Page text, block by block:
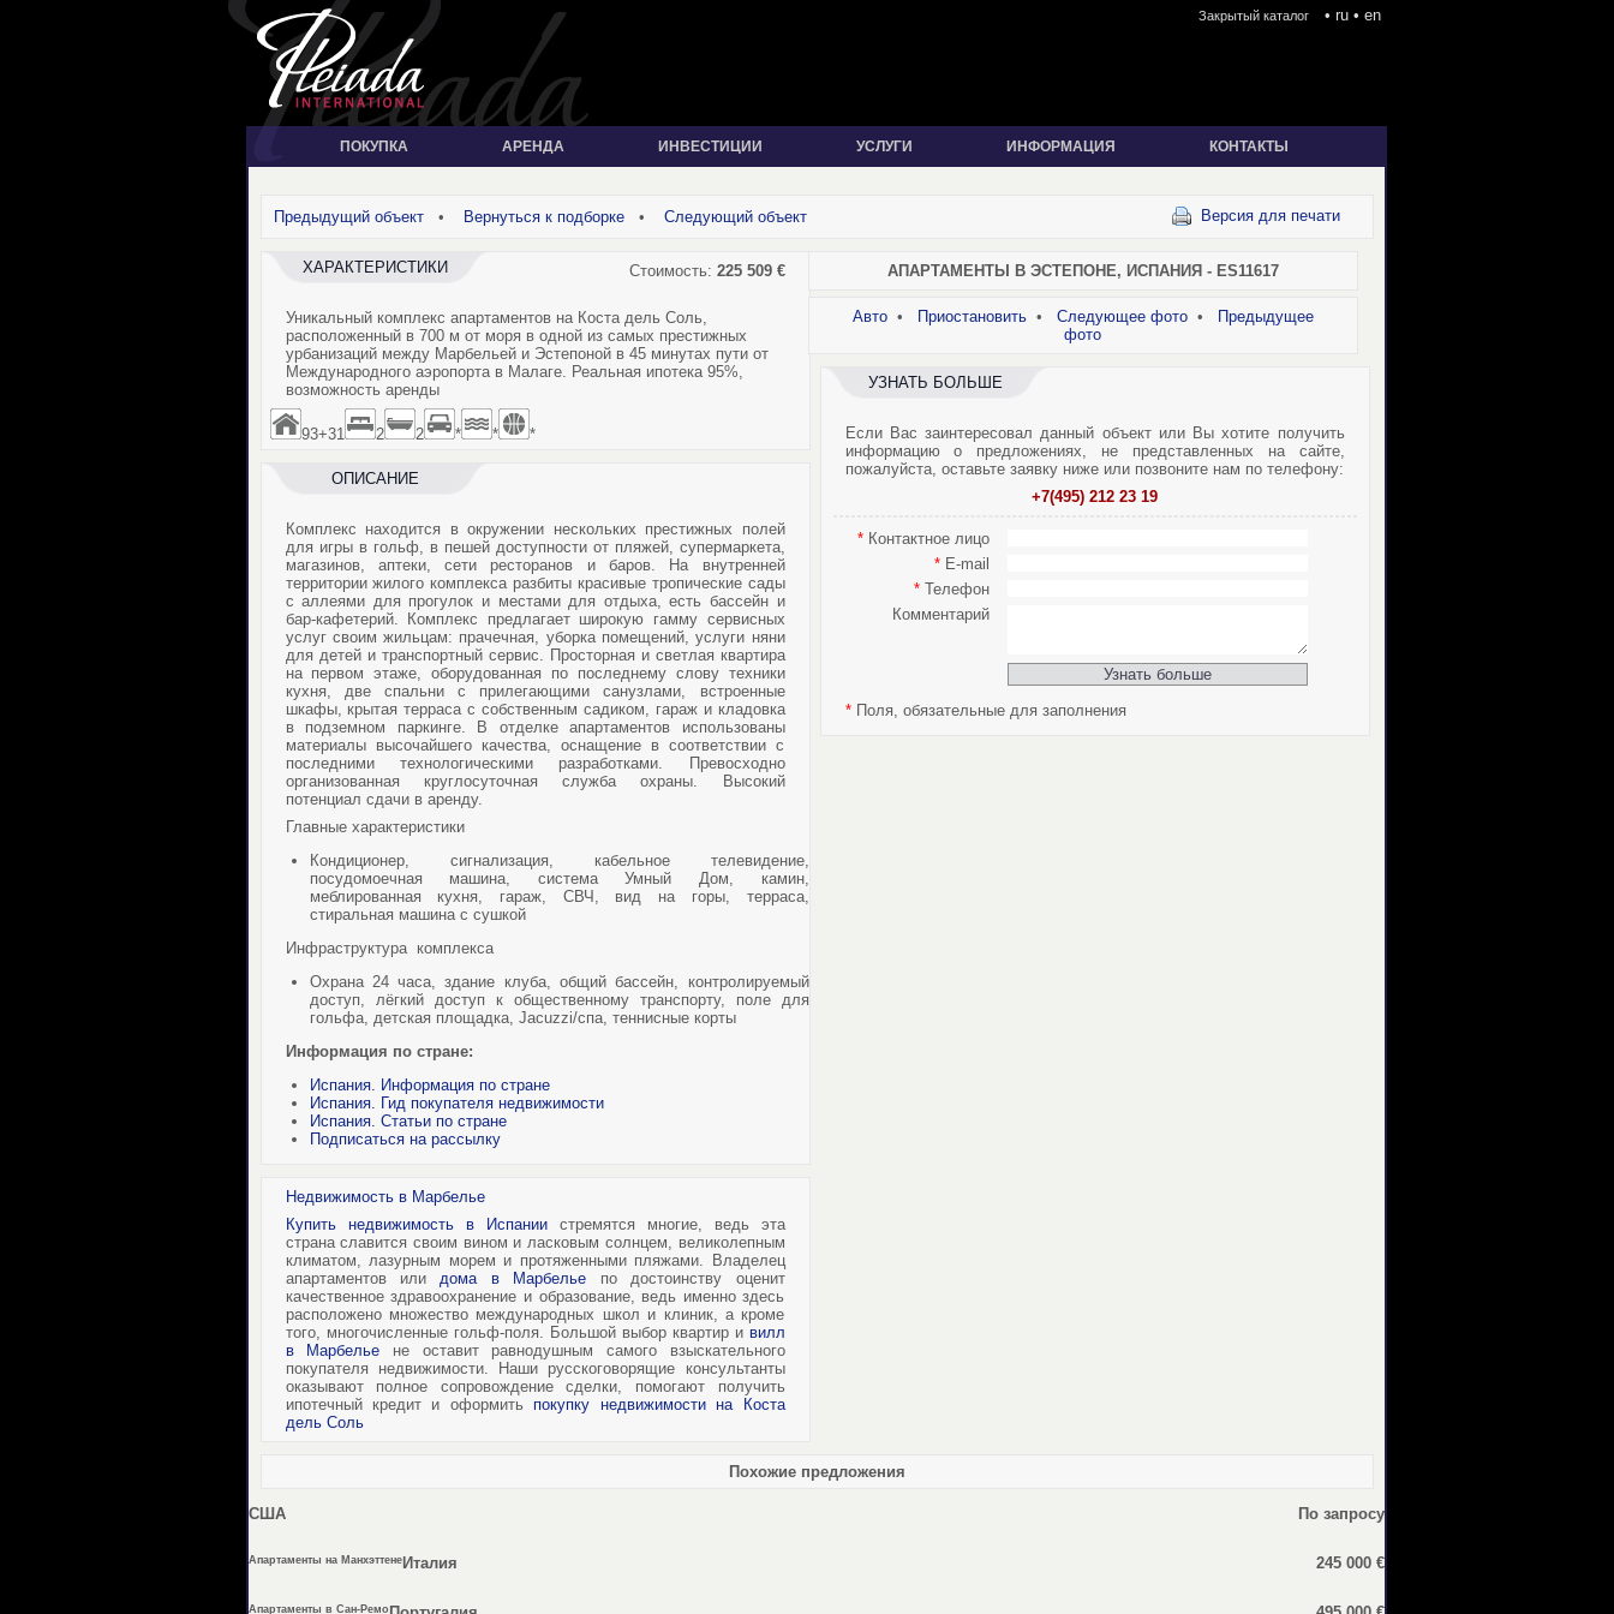
Закрытый каталог • ru• en
ПОКУПКА АРЕНДА ИНВЕСТИЦИИ УСЛУГИ ИНФОРМАЦИЯ КОНТАКТЫ
Предыдущий объект• Вернуться к подборке• Следующий объект Версия для печати
Стоимость: 225 509 €
ХАРАКТЕРИСТИКИ
Уникальный комплекс апартаментов на Коста дель Соль,
расположенный в 700 м от моря в одной из самых престижных
урбанизаций между Марбельей и Эстепоной в 45 минутах пути от
Международного аэропорта в Малаге. Реальная ипотека 95%,
возможность аренды
93+31 2 2 * * *
ОПИСАНИЕ
Комплекс находится в окружении нескольких престижных полей
для игры в гольф, в пешей доступности от пляжей, супермаркета,
магазинов, аптеки, сети ресторанов и баров. На внутренней
территории жилого комплекса разбиты красивые тропические сады
с аллеями для прогулок и местами для отдыха, есть бассейн и
бар-кафетерий. Комплекс предлагает широкую гамму сервисных
услуг своим жильцам: прачечная, уборка помещений, услуги няни
для детей и транспортный сервис. Просторная и светлая квартира
на первом этаже, оборудованная по последнему слову техники
кухня, две спальни с прилегающими санузлами, встроенные
шкафы, крытая терраса с собственным садиком, гараж и кладовка
в подземном паркинге. В отделке апартаментов использованы
материалы высочайшего качества, оснащение в соответствии с
последними технологическими разработками. Превосходно
организованная круглосуточная служба охраны. Высокий
потенциал сдачи в аренду.
Главные характеристики
Кондиционер, сигнализация, кабельное телевидение,
посудомоечная машина, система Умный Дом, камин,
меблированная кухня, гараж, СВЧ, вид на горы, терраса,
стиральная машина с сушкой
Инфраструктура комплекса
Охрана 24 часа, здание клуба, общий бассейн, контролируемый
доступ, лёгкий доступ к общественному транспорту, поле для
гольфа, детская площадка, Jacuzzi/спа, теннисные корты
Информация по стране:
Испания. Информация по стране
Испания. Гид покупателя недвижимости
Испания. Статьи по стране
Подписаться на рассылку
Недвижимость в Марбелье
Купить недвижимость в Испаниистремятся многие, ведь эта
страна славится своим вином и ласковым солнцем, великолепным
климатом, лазурным морем и протяженными пляжами. Владелец
апартаментов илидома в Марбелье по достоинству оценит
качественное здравоохранение и образование, ведь именно здесь
расположено множество международных школ и клиник, а кроме
того, многочисленные гольф-поля. Большой выбор квартир и вилл
в Марбелье не оставит равнодушным самого взыскательного
покупателя недвижимости. Наши русскоговорящие консультанты
оказывают полное сопровождение сделки, помогают получить
ипотечный кредит и оформить покупку недвижимости на Коста
дель Соль
АПАРТАМЕНТЫ В ЭСТЕПОНЕ, ИСПАНИЯ - ES11617
Авто• Приостановить• Следующее фото•
Предыдущее
фото
УЗНАТЬ БОЛЬШЕ
Если Вас заинтересовал данный объект или Вы хотите получить
информацию о предложениях, не представленных на сайте,
пожалуйста, оставьте заявку ниже или позвоните нам по телефону:
+7(495) 212 23 19
*Контактное лицо
*E-mail
*Телефон
Комментарий
*Поля, обязательные для заполнения
Похожие предложения
США По запросу
Апартаменты на МанхэттенеИталия 245 000 €
Апартаменты в Сан-Ремо